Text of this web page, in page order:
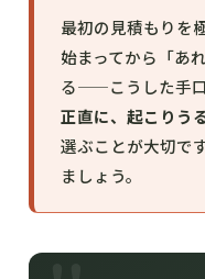
最初の見積もりを
始まってから「あ
る——こうした手口
正直に、起こりう
選ぶことが大切で
ましょう。